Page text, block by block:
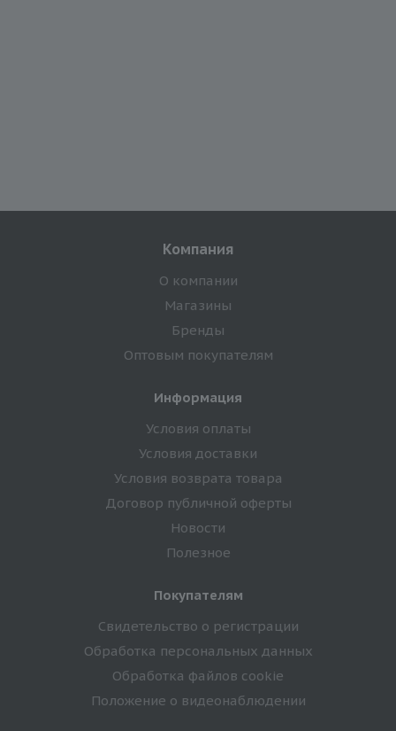
Компания
О компании
Магазины
Бренды
Оптовым покупателям
Информация
Условия оплаты
Условия доставки
Условия возврата товара
Договор публичной оферты
Новости
Полезное
Покупателям
Свидетельство о регистрации
Обработка персональных данных
Обработка файлов cookie
Положение о видеонаблюдении